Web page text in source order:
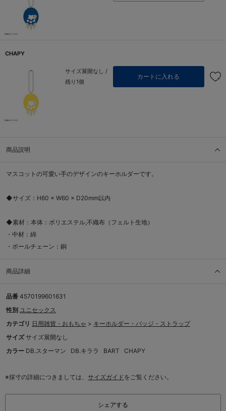
CHAPY
サイズ展開なし /
残り1個
カートに入れる
商品説明
マスコットの可愛い手のデザインのキーホルダーです。
◆サイズ：H60 × W60 × D20mm以内
◆素材：本体：ポリエステル,不織布（フェルト生地）
・中材：綿
・ボールチェーン：銅
商品詳細
品番 4570199601631
性別 ユニセックス
カテゴリ 日用雑貨・おもちゃ > キーホルダー・バッジ・ストラップ
サイズ サイズ展開なし
カラー DB.スターマン DB.キララ BART CHAPY
※採寸の詳細につきましては、 サイズガイドをご覧ください。
シェアする